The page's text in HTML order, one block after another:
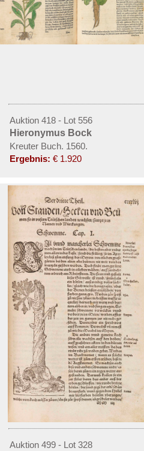
Auktion 418 - Lot 556
Hieronymus Bock
Kreuter Buch. 1560.
Ergebnis: € 1.920
Auktion 499 - Lot 328